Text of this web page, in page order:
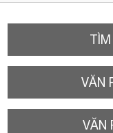
VĂN
VĂN